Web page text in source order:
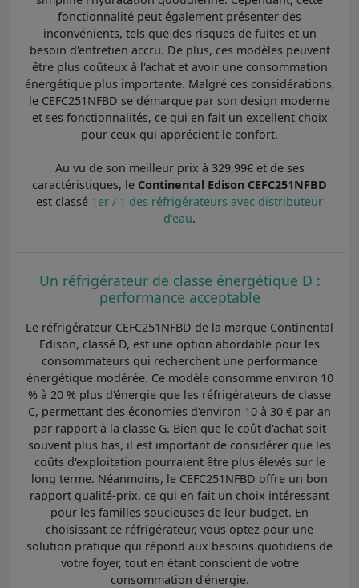
fonctionnalité peut également présenter des
inconvénients, tels que des risques de fuites et un
besoin d'entretien accru. De plus, ces modèles peuvent
être plus coûteux à l'achat et avoir une consommation
énergétique plus importante. Malgré ces considérations,
le CEFC251NFBD se démarque par son design moderne
et ses fonctionnalités, ce qui en fait un excellent choix
pour ceux qui apprécient le confort.
Au vu de son meilleur prix à 329,99€ et de ses
caractéristiques, le Continental Edison CEFC251NFBD
est classé 1er / 1 des réfrigérateurs avec distributeur
d'eau.
Un réfrigérateur de classe énergétique D :
performance acceptable
Le réfrigérateur CEFC251NFBD de la marque Continental
Edison, classé D, est une option abordable pour les
consommateurs qui recherchent une performance
énergétique modérée. Ce modèle consomme environ 10
% à 20 % plus d'énergie que les réfrigérateurs de classe
C, permettant des économies d'environ 10 à 30 € par an
par rapport à la classe G. Bien que le coût d'achat soit
souvent plus bas, il est important de considérer que les
coûts d'exploitation pourraient être plus élevés sur le
long terme. Néanmoins, le CEFC251NFBD offre un bon
rapport qualité-prix, ce qui en fait un choix intéressant
pour les familles soucieuses de leur budget. En
choisissant ce réfrigérateur, vous optez pour une
solution pratique qui répond aux besoins quotidiens de
votre foyer, tout en étant conscient de votre
consommation d'énergie.